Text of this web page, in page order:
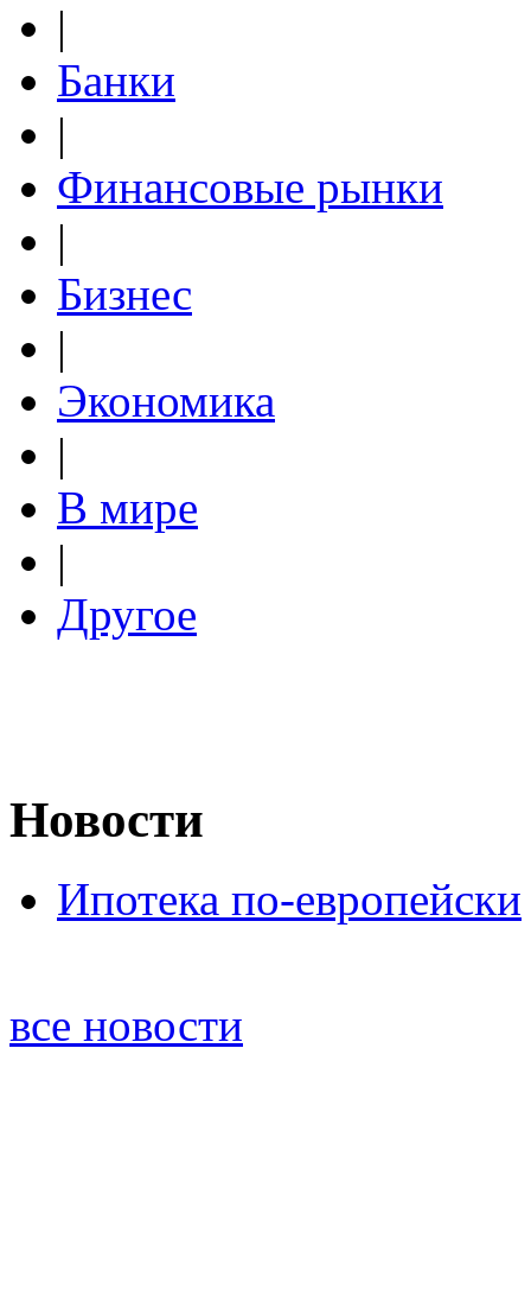
|
Банки
|
Финансовые рынки
|
Бизнес
|
Экономика
|
В мире
|
Другое
Новости
Ипотека по-европейски
все новости